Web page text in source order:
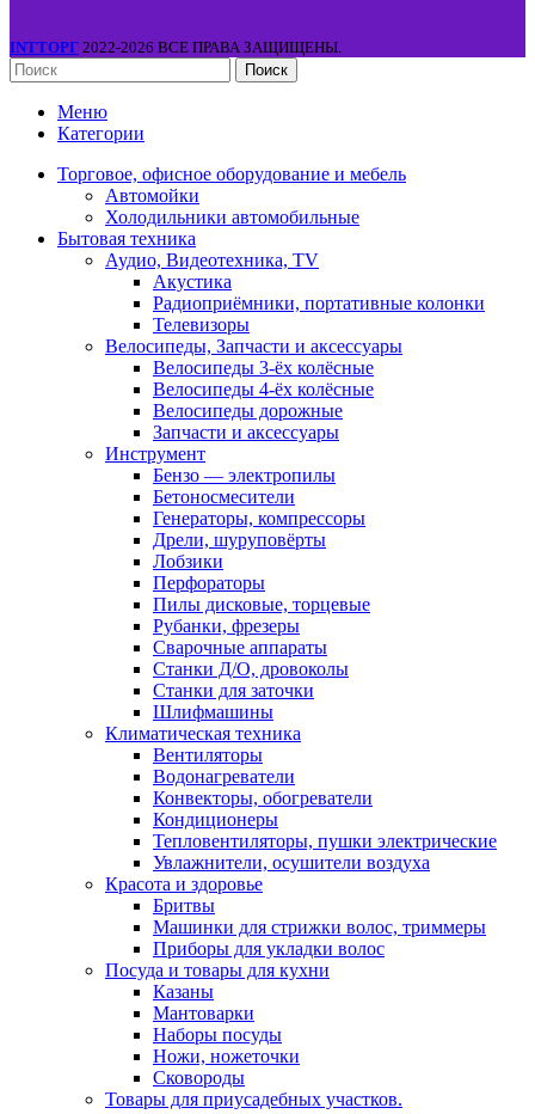
INTТОРГ 2022-2026 ВСЕ ПРАВА ЗАЩИЩЕНЫ.
Поиск
Меню
Категории
Торговое, офисное оборудование и мебель
Автомойки
Холодильники автомобильные
Бытовая техника
Аудио, Видеотехника, TV
Акустика
Радиоприёмники, портативные колонки
Телевизоры
Велосипеды, Запчасти и аксессуары
Велосипеды 3-ёх колёсные
Велосипеды 4-ёх колёсные
Велосипеды дорожные
Запчасти и аксессуары
Инструмент
Бензо — электропилы
Бетоносмесители
Генераторы, компрессоры
Дрели, шуруповёрты
Лобзики
Перфораторы
Пилы дисковые, торцевые
Рубанки, фрезеры
Сварочные аппараты
Станки Д/О, дровоколы
Станки для заточки
Шлифмашины
Климатическая техника
Вентиляторы
Водонагреватели
Конвекторы, обогреватели
Кондиционеры
Тепловентиляторы, пушки электрические
Увлажнители, осушители воздуха
Красота и здоровье
Бритвы
Машинки для стрижки волос, триммеры
Приборы для укладки волос
Посуда и товары для кухни
Казаны
Мантоварки
Наборы посуды
Ножи, ножеточки
Сковороды
Товары для приусадебных участков.